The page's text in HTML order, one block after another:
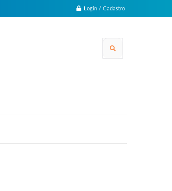
Login / Cadastro